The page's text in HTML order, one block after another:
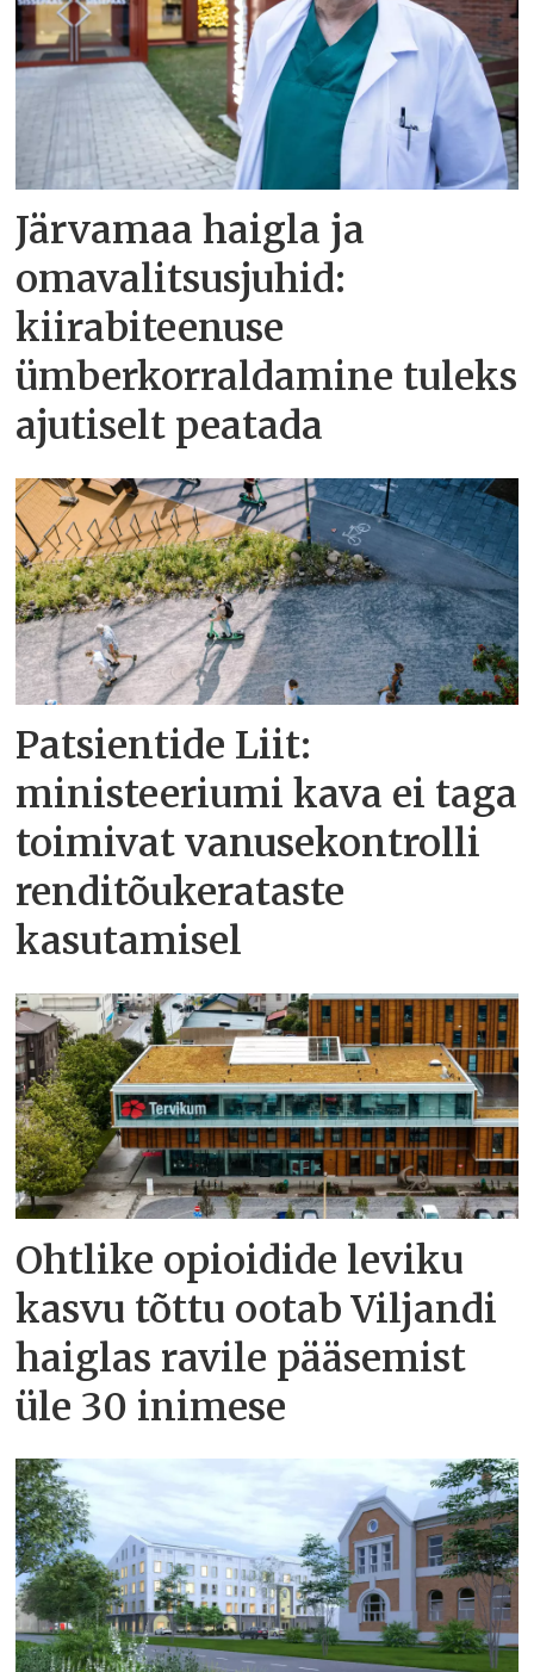
Järvamaa haigla ja
omavalitsusjuhid:
kiirabiteenuse
ümberkorraldamine tuleks
ajutiselt peatada
Patsientide Liit:
ministeeriumi kava ei taga
toimivat vanusekontrolli
renditõukerataste
kasutamisel
Ohtlike opioidide leviku
kasvu tõttu ootab Viljandi
haiglas ravile pääsemist
üle 30 inimese